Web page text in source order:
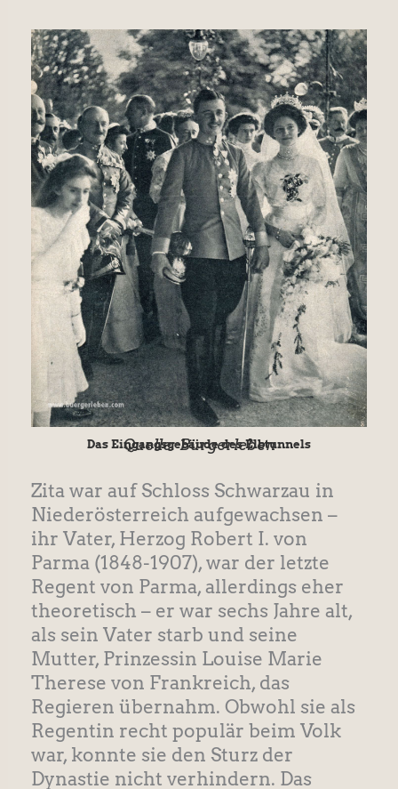
Das Eingangsgebäude des Elbtunnels
Quelle: Bürgerleben
Zita war auf Schloss Schwarzau in
Niederösterreich aufgewachsen –
ihr Vater, Herzog Robert I. von
Parma (1848-1907), war der letzte
Regent von Parma, allerdings eher
theoretisch – er war sechs Jahre alt,
als sein Vater starb und seine
Mutter, Prinzessin Louise Marie
Therese von Frankreich, das
Regieren übernahm. Obwohl sie als
Regentin recht populär beim Volk
war, konnte sie den Sturz der
Dynastie nicht verhindern. Das